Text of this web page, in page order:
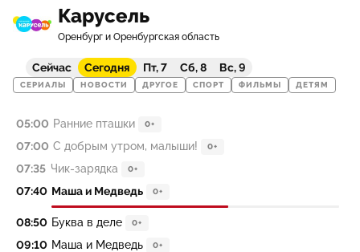
Карусель
Оренбург и Оренбургская область
Сейчас Сегодня Пт, 7 Сб, 8 Вс, 9
СЕРИАЛЫ НОВОСТИ ДРУГОЕ СПОРТ ФИЛЬМЫ ДЕТЯМ
05:00 Ранние пташки 0+
07:00 С добрым утром, малыши! 0+
07:35 Чик-зарядка 0+
07:40 Маша и Медведь 0+
08:50 Буква в деле 0+
09:10 Маша и Медведь 0+